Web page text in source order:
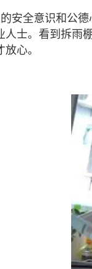
安全意识和公
人士。看到拆雨
心。